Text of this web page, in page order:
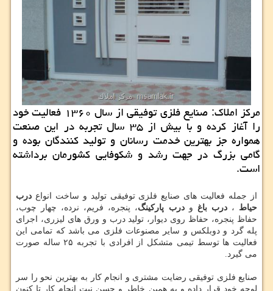
مركز املاك: صنایع فلزی توفیقی از سال ۱۳۶۰ فعالیت خود
را آغاز كرده و با بیش از ۳۵ سال تجربه در این صنعت
همواره جز بهترین خدمت رسانان و تولید كنندگان بوده و
گامی بزرگ در جهت رشد و شكوفایی كشورمان برداشته
است.
از جمله فعالیت های صنایع فلزی توفیقی تولید و ساخت انواع درب
حیاط ،درب باغ ودرب پارکینگ، پنجره، فریم، نرده، چهار چوب،
حفاظ پنجره، حفاظ روی دیوار، تولید درب و ورق های لیزری، اجرای
پله گرد و دوبلکس و سایر مصنوعات فلزی می باشد که تمامی این
فعالیت ها توسط تیمی متشکل از افرادی با تجربه ۲۵ ساله صورت
می گیرد.
صنایع فلزی توفیقی رضایت مشتری و انجام کار به بهترین نحو را سر
لوحه خود قرار داده و به همین خاطر و حسن نیت انجام کار تا کنون